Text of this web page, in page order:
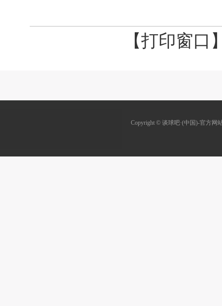
【打印窗口
Copyright © 谈球吧·(中国)-官方网